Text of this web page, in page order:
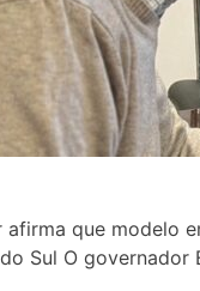
afirma que modelo
Sul O